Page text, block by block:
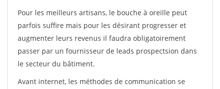
Pour les meilleurs artisans, le bouche à oreille peut
parfois suffire mais pour les désirant progresser et
augmenter leurs revenus il faudra obligatoirement
passer par un fournisseur de leads prospectsion dans
le secteur du bâtiment.
Avant internet, les méthodes de communication se